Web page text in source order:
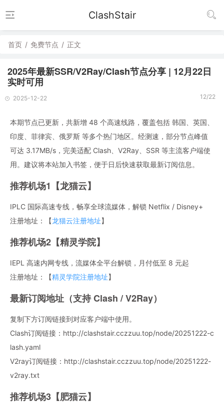
ClashStair
首页 / 免费节点 / 正文
2025年最新SSR/V2Ray/Clash节点分享 | 12月22日
实时可用
2025-12-22 12/22
本期节点已更新，共新增 48 个高速线路，覆盖包括 韩国、英国、
印度、菲律宾、俄罗斯 等多个热门地区。经测速，部分节点峰值
可达 3.17MB/s，完美适配 Clash、V2Ray、SSR 等主流客户端使
用。建议将本站加入书签，便于日后快速获取最新订阅信息。
推荐机场1【龙猫云】
IPLC 国际高速专线，畅享全球流媒体，解锁 Netflix / Disney+
注册地址：【龙猫云注册地址】
推荐机场2【精灵学院】
IEPL 高速内网专线，流媒体全平台解锁，月付低至 8 元起
注册地址：【精灵学院注册地址】
最新订阅地址（支持 Clash / V2Ray）
复制下方订阅链接到对应客户端中使用。
Clash订阅链接：http://clashstair.cczzuu.top/node/20251222-c
lash.yaml
V2ray订阅链接：http://clashstair.cczzuu.top/node/20251222-
v2ray.txt
推荐机场3【肥猫云】